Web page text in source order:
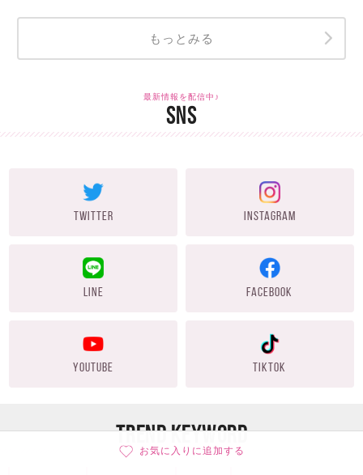
お気に入りに追加する
もっとみる
最新情報を配信中♪
SNS
TWITTER INSTAGRAM
LINE FACEBOOK
YOUTUBE TIKTOK
TREND KEYWORD